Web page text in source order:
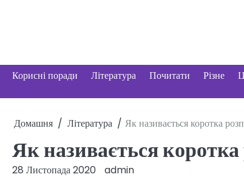
Корисні поради Література Почитати Різне
Домашня Література Як називається коротка
Як називається
28 Листопада 2020 admin